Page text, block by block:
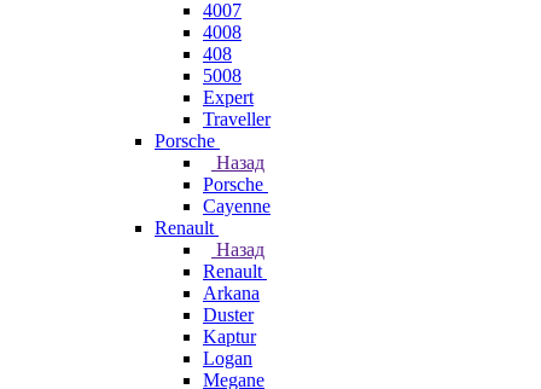
4007
4008
408
5008
Expert
Traveller
Porsche
Назад
Porsche
Cayenne
Renault
Назад
Renault
Arkana
Duster
Kaptur
Logan
Megane